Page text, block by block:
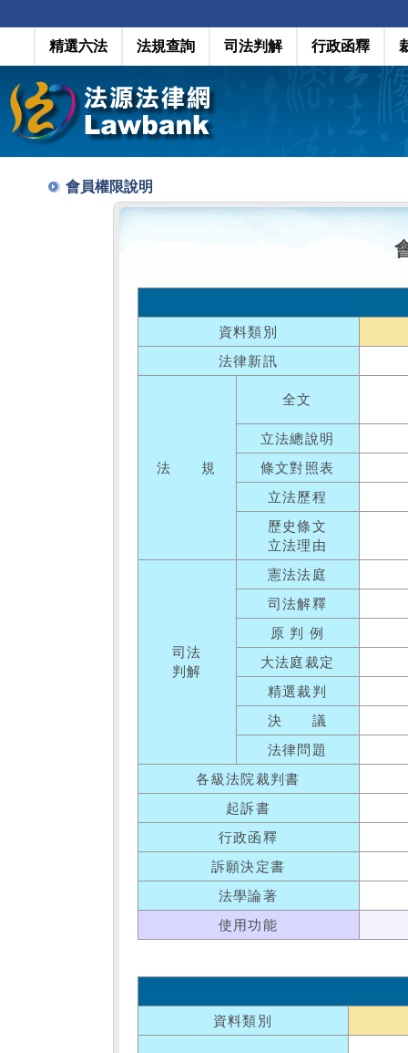
精選六法 法規查詢 司法判解 行政函釋
會員權限說明
資料類別
法律新訊
法 規
全文
立法總說明
條文對照表
立法歷程
歷史條文
立法理由
司法
判解
憲法法庭
司法解釋
原 判 例
大法庭裁定
精選裁判
決 議
法律問題
各級法院裁判書
起訴書
行政函釋
訴願決定書
法學論著
使用功能
資料類別